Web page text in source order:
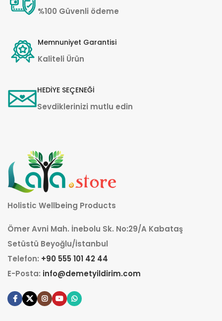
%100 Güvenli ödeme
Memnuniyet Garantisi
Kaliteli Ürün
HEDİYE SEÇENEĞİ
Sevdiklerinizi mutlu edin
Holistic Wellbeing Products
Ömer Avni Mah. İnebolu Sk. No:29/A Kabataş
Setüstü Beyoğlu/İstanbul
Telefon: +90 555 101 42 44
E-Posta: info@demetyildirim.com